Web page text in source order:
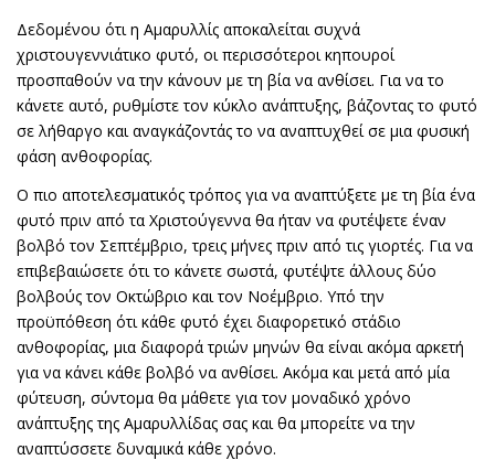
Δεδομένου ότι η Αμαρυλλίς αποκαλείται συχνά
χριστουγεννιάτικο φυτό, οι περισσότεροι κηπουροί
προσπαθούν να την κάνουν με τη βία να ανθίσει. Για να το
κάνετε αυτό, ρυθμίστε τον κύκλο ανάπτυξης, βάζοντας το φυτό
σε λήθαργο και αναγκάζοντάς το να αναπτυχθεί σε μια φυσική
φάση ανθοφορίας.
Ο πιο αποτελεσματικός τρόπος για να αναπτύξετε με τη βία ένα
φυτό πριν από τα Χριστούγεννα θα ήταν να φυτέψετε έναν
βολβό τον Σεπτέμβριο, τρεις μήνες πριν από τις γιορτές. Για να
επιβεβαιώσετε ότι το κάνετε σωστά, φυτέψτε άλλους δύο
βολβούς τον Οκτώβριο και τον Νοέμβριο. Υπό την
προϋπόθεση ότι κάθε φυτό έχει διαφορετικό στάδιο
ανθοφορίας, μια διαφορά τριών μηνών θα είναι ακόμα αρκετή
για να κάνει κάθε βολβό να ανθίσει. Ακόμα και μετά από μία
φύτευση, σύντομα θα μάθετε για τον μοναδικό χρόνο
ανάπτυξης της Αμαρυλλίδας σας και θα μπορείτε να την
αναπτύσσετε δυναμικά κάθε χρόνο.